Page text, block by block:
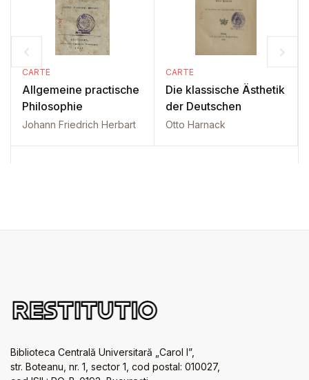
CARTE
Allgemeine practische
Philosophie
Johann Friedrich Herbart
CARTE
Die klassische Ästhetik
der Deutschen
Otto Harnack
Biblioteca Centrală Universitară „Carol I”,
str. Boteanu, nr. 1, sector 1, cod postal: 010027,